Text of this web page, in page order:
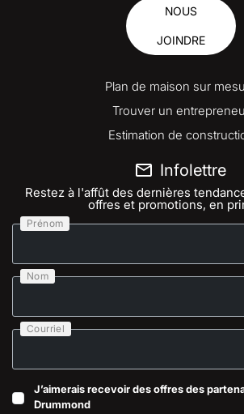
NOUS
JOINDRE
Plan de maison sur
Trouver un
Estimation de
Infolettre
Restez à l'affût des dernières
offres et promotions, en
Prénom
Nom
Courriel
J’aimerais recevoir des offres des
Drummond